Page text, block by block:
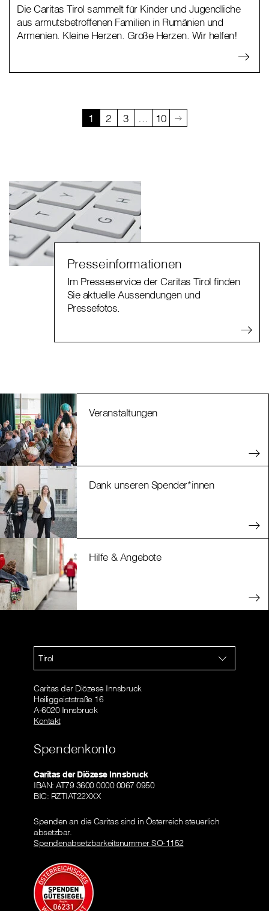
Die Caritas Tirol sammelt für Kinder und Jugendliche
aus armutsbetroffenen Familien in Rumänien und
Armenien. Kleine Herzen. Große Herzen. Wir helfen!
1 2 3 … 10
Presseinformationen
Im Presseservice der Caritas Tirol finden
Sie aktuelle Aussendungen und
Pressefotos.
Veranstaltungen
Dank unseren Spender*innen
Hilfe & Angebote
Tirol
Caritas der Diözese Innsbruck
Heiliggeiststraße 16
A-6020 Innsbruck
Kontakt
Spendenkonto
Caritas der Diözese Innsbruck
IBAN: AT79 3600 0000 0067 0950
BIC: RZTIAT22XXX
Spenden an die Caritas sind in Österreich steuerlich
absetzbar.
Spendenabsetzbarkeitsnummer SO-1152